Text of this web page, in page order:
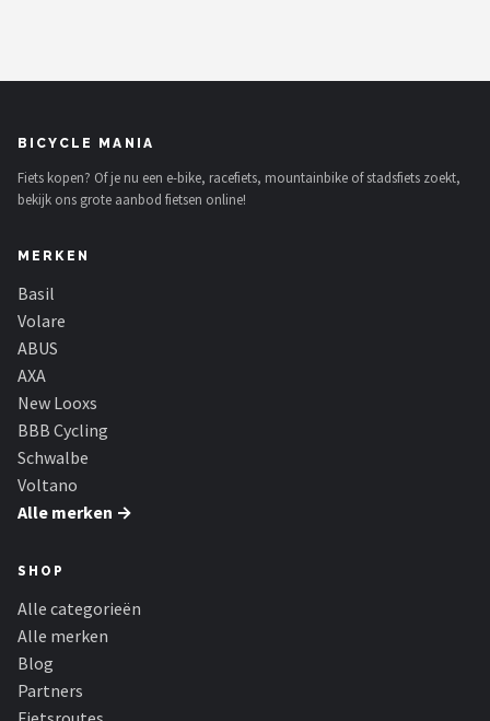
BICYCLE MANIA
Fiets kopen? Of je nu een e-bike, racefiets, mountainbike of stadsfiets zoekt,
bekijk ons grote aanbod fietsen online!
MERKEN
Basil
Volare
ABUS
AXA
New Looxs
BBB Cycling
Schwalbe
Voltano
Alle merken →
SHOP
Alle categorieën
Alle merken
Blog
Partners